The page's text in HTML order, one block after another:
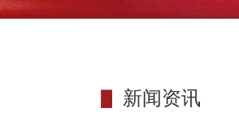
▋ 新闻资讯